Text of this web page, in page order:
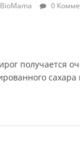
BioMama 0
получается